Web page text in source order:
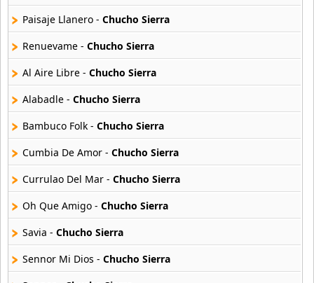
7 músicas online
Hugh Laurie
15 músicas online
Imany
12 músicas online
Jake Shimabukuro
9 músicas online
Jamala
15 músicas online
Javier Malosetti
12 músicas online
Paisaje Llanero - Chucho Sierra
Renuevame - Chucho Sierra
Al Aire Libre - Chucho Sierra
Alabadle - Chucho Sierra
Bambuco Folk - Chucho Sierra
Cumbia De Amor - Chucho Sierra
Currulao Del Mar - Chucho Sierra
Oh Que Amigo - Chucho Sierra
Savia - Chucho Sierra
Sennor Mi Dios - Chucho Sierra